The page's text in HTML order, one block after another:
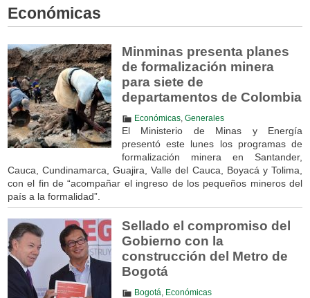
Económicas
Minminas presenta planes
de formalización minera
para siete de
departamentos de Colombia
Económicas, Generales
El Ministerio de Minas y Energía
presentó este lunes los programas de
formalización minera en Santander,
Cauca, Cundinamarca, Guajira, Valle del Cauca, Boyacá y Tolima,
con el fin de “acompañar el ingreso de los pequeños mineros del
país a la formalidad”.
Sellado el compromiso del
Gobierno con la
construcción del Metro de
Bogotá
Bogotá Económicas